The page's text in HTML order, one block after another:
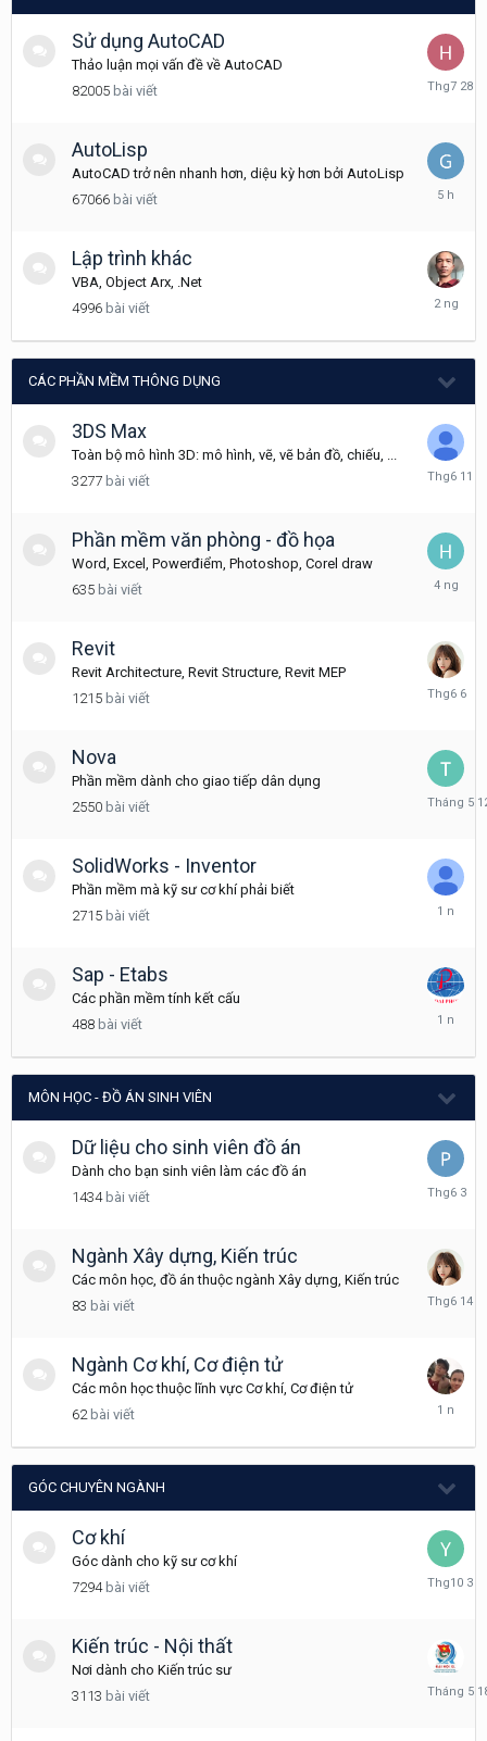
Sử dụng AutoCAD
Thảo luận mọi vấn đề về AutoCAD
82005 bài viết
Tháng
AutoLisp
AutoCAD trở nên nhanh hơn, diệu kỳ hơn bởi AutoLisp
67066 bài viết
Lập trình khác
VBA, Object Arx, .Net
4996 bài viết
Friday
02:29
CÁC PHẦN MỀM THÔNG DỤNG
3DS Max
Toàn bộ mô hình 3D: mô hình, vẽ, vẽ bản đồ, chiếu, ...
3277 bài viết
Tháng
Phần mềm văn phòng - đồ họa
Word, Excel, Powerđiểm, Photoshop, Corel draw
635 bài viết
Tuesday
Revit
Revit Architecture, Revit Structure, Revit MEP
1215 bài viết
Tháng
Nova
Phần mềm dành cho giao tiếp dân dụng
2550 bài viết
Tháng
SolidWorks - Inventor
Phần mềm mà kỹ sư cơ khí phải biết
2715 bài viết
Tháng
2025
Sap - Etabs
Các phần mềm tính kết cấu
488 bài viết
Tháng
8,
2025
MÔN HỌC - ĐỒ ÁN SINH VIÊN
Dữ liệu cho sinh viên đồ án
Dành cho bạn sinh viên làm các đồ án
1434 bài viết
Tháng
Ngành Xây dựng, Kiến trúc
Các môn học, đồ án thuộc ngành Xây dựng, Kiến trúc
83 bài viết
Tháng
Ngành Cơ khí, Cơ điện tử
Các môn học thuộc lĩnh vực Cơ khí, Cơ điện tử
62 bài viết
Tháng
20,
2025
GÓC CHUYÊN NGÀNH
Cơ khí
Góc dành cho kỹ sư cơ khí
7294 bài viết
Tháng
Kiến trúc - Nội thất
Nơi dành cho Kiến trúc sư
3113 bài viết
Tháng